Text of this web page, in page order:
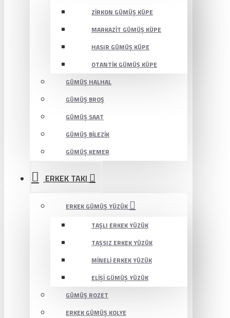
ZIRKON GÜMÜŞ KÜPE
MARKAZIT GÜMÜŞ KÜPE
HASIR GÜMÜŞ KÜPE
OTANTIK GÜMÜŞ KÜPE
GÜMÜŞ HALHAL
GÜMÜŞ BROŞ
GÜMÜŞ SAAT
GÜMÜŞ BILEZIK
GÜMÜŞ KEMER
ERKEK TAKI
ERKEK GÜMÜŞ YÜZÜK
TAŞLI ERKEK YÜZÜK
TAŞSIZ ERKEK YÜZÜK
MINELI ERKEK YÜZÜK
ELIŞI GÜMÜŞ YÜZÜK
GÜMÜŞ ROZET
ERKEK GÜMÜŞ KOLYE